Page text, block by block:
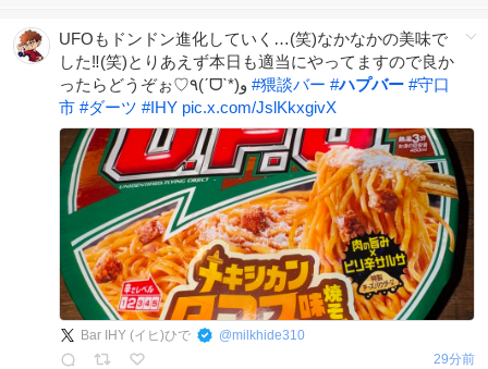
UFOもドンドン進化していく…(笑)なかなかの美味で
した‼️(笑)とりあえず本日も適当にやってますので良か
#猥談バー #ハプバー #守口
市 #ダーツ #IHY pic.x.com/JslKkxgivX
Bar IHY (イヒ)ひで @milkhide310
29分前